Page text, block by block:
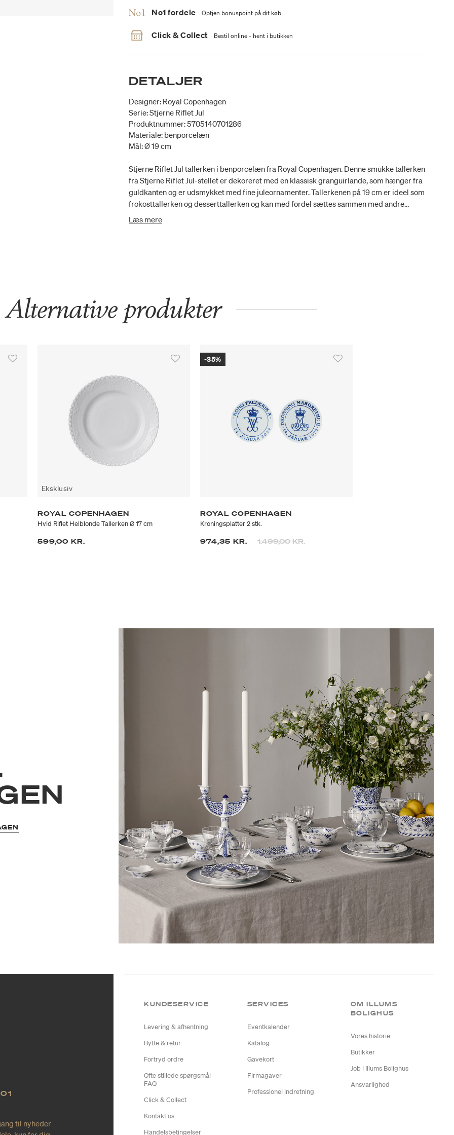
No1 fordele Optjen bonuspoint på dit køb
Click & Collect Bestil online - hent i butikken
DETALJER
Designer: Royal Copenhagen
Serie: Stjerne Riflet Jul
Produktnummer: 5705140701286
Materiale: benporcelæn
Mål: Ø 19 cm
Stjerne Riflet Jul tallerken i benporcelæn fra Royal Copenhagen. Denne smukke tallerken
fra Stjerne Riflet Jul-stellet er dekoreret med en klassisk granguirlande, som hænger fra
guldkanten og er udsmykket med fine juleornamenter. Tallerkenen på 19 cm er ideel som
frokosttallerken og desserttallerken og kan med fordel sættes sammen med andre
steldele fra Royal Copenhagen for et personligt udtryk.
Læs mere
Alternative produkter
Eksklusiv
ROYAL COPENHAGEN
Hvid Riflet Helblonde Tallerken Ø 17 cm
599,00 KR.
-35%
ROYAL COPENHAGEN
Kroningsplatter 2 stk.
974,35 KR. Prisen er nedsat fra
1.499,00 KR.til
til nyheder
KUNDESERVICE
Levering & afhentning
Bytte & retur
Fortryd ordre
Ofte stillede spørgsmål -
FAQ
Click & Collect
Kontakt os
Handelsbetingelser
SERVICES
Eventkalender
Katalog
Gavekort
Firmagaver
Professionel indretning
OM ILLUMS
BOLIGHUS
Vores historie
Butikker
Job i Illums Bolighus
Ansvarlighed